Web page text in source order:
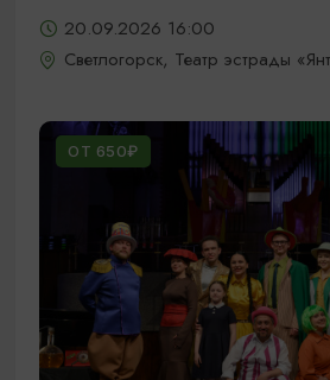
20.09.2026 16:00
Светлогорск, Театр эстрады
ОТ 650₽